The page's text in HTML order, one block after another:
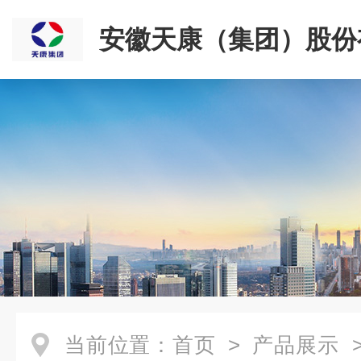
安徽天康（集团）股
司
当前位置： 首页 > 产品展示